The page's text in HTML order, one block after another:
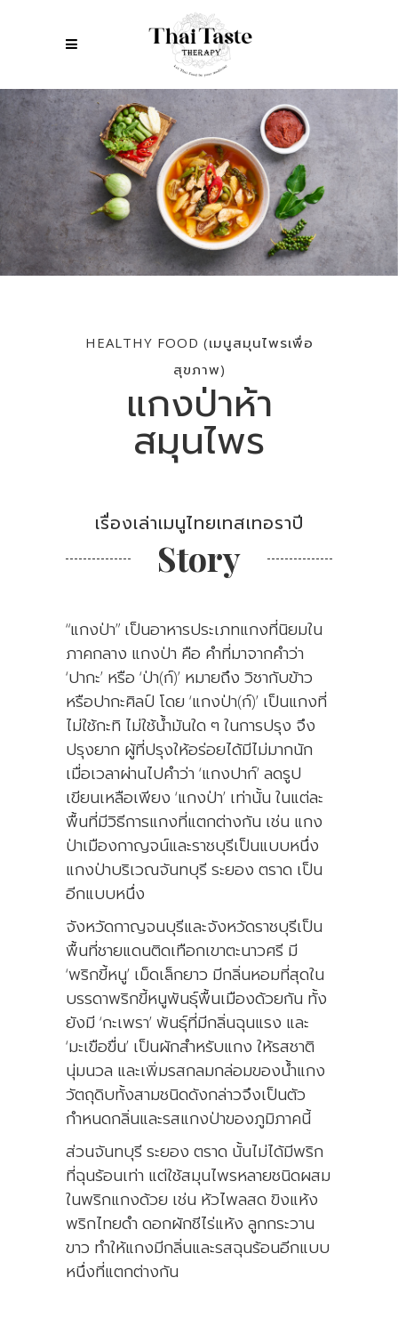
HEALTHY FOOD (เมนูสมุนไพรเพื่อ
สุขภาพ)
แกงป่าห้า
สมุนไพร
เรื่องเล่าเมนูไทยเทสเทอราปี
Story
“แกงป่า” เป็นอาหารประเภทแกงที่นิยมใน
ภาคกลาง แกงป่า คือ คำที่มาจากคำว่า
‘ปากะ’ หรือ ‘ป่า(ก์)’ หมายถึง วิชากับข้าว
หรือปากะศิลป์ โดย ‘แกงป่า(ก์)’ เป็นแกงที่
ไม่ใช้กะทิ ไม่ใช้น้ำมันใด ๆ ในการปรุง จึง
ปรุงยาก ผู้ที่ปรุงให้อร่อยได้มีไม่มากนัก
เมื่อเวลาผ่านไปคำว่า ‘แกงปาก์’ ลดรูป
เขียนเหลือเพียง ‘แกงป่า’ เท่านั้น ในแต่ละ
พื้นที่มีวิธีการแกงที่แตกต่างกัน เช่น แกง
ป่าเมืองกาญจน์และราชบุรีเป็นแบบหนึ่ง
แกงป่าบริเวณจันทบุรี ระยอง ตราด เป็น
อีกแบบหนึ่ง
จังหวัดกาญจนบุรีและจังหวัดราชบุรีเป็น
พื้นที่ชายแดนติดเทือกเขาตะนาวศรี มี
‘พริกขี้หนู’ เม็ดเล็กยาว มีกลิ่นหอมที่สุดใน
บรรดาพริกขี้หนูพันธุ์พื้นเมืองด้วยกัน ทั้ง
ยังมี ‘กะเพรา’ พันธุ์ที่มีกลิ่นฉุนแรง และ
‘มะเขือขื่น’ เป็นผักสำหรับแกง ให้รสชาติ
นุ่มนวล และเพิ่มรสกลมกล่อมของน้ำแกง
วัตถุดิบทั้งสามชนิดดังกล่าวจึงเป็นตัว
กำหนดกลิ่นและรสแกงป่าของภูมิภาคนี้
ส่วนจันทบุรี ระยอง ตราด นั้นไม่ได้มีพริก
ที่ฉุนร้อนเท่า แต่ใช้สมุนไพรหลายชนิดผสม
ในพริกแกงด้วย เช่น หัวไพลสด ขิงแห้ง
พริกไทยดำ ดอกผักชีไร่แห้ง ลูกกระวาน
ขาว ทำให้แกงมีกลิ่นและรสฉุนร้อนอีกแบบ
หนึ่งที่แตกต่างกัน